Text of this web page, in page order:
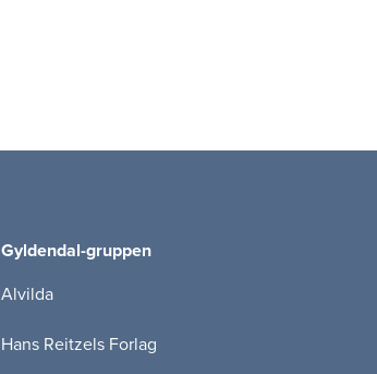
Gyldendal-gruppen
Alvilda
Hans Reitzels Forlag